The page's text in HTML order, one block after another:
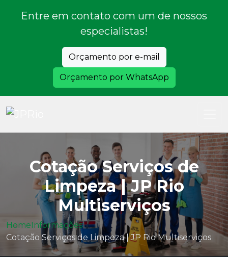
Entre em contato com um de nossos
especialistas!
Orçamento por e-mail
Orçamento por WhatsApp
HomeInformações
Cotação Serviços de Limpeza | JP Rio Multiserviços
Cotação Serviços de
Limpeza | JP Rio
Multiserviços